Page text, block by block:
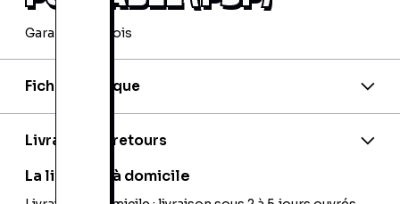
Garantie 24 mois
Fiche technique
Code barre 2:0711719228813
Livraison et retours
La livraison à domicile